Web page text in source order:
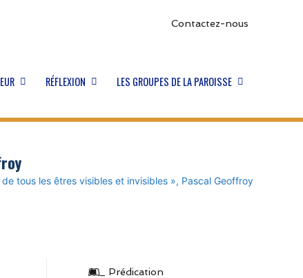
Contactez-nous
RÉFLEXION LES GROUPES DE LA PAROISSE
tous les êtres visibles et invisibles », Pascal Geoffroy
_ Prédication